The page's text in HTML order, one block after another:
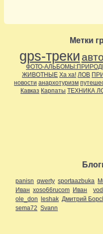
Метки
gps-треки
ФОТО-
ЖИВОТНЫЕ Ха ха! ЛОВ
новости анархотуризм
Кавказ Карпаты ТЕХНИКА
panisn qwerty sportaazbuka
Иван xoso66rucom Иван
ole_don leshak Дмитрий
sema72 Svann